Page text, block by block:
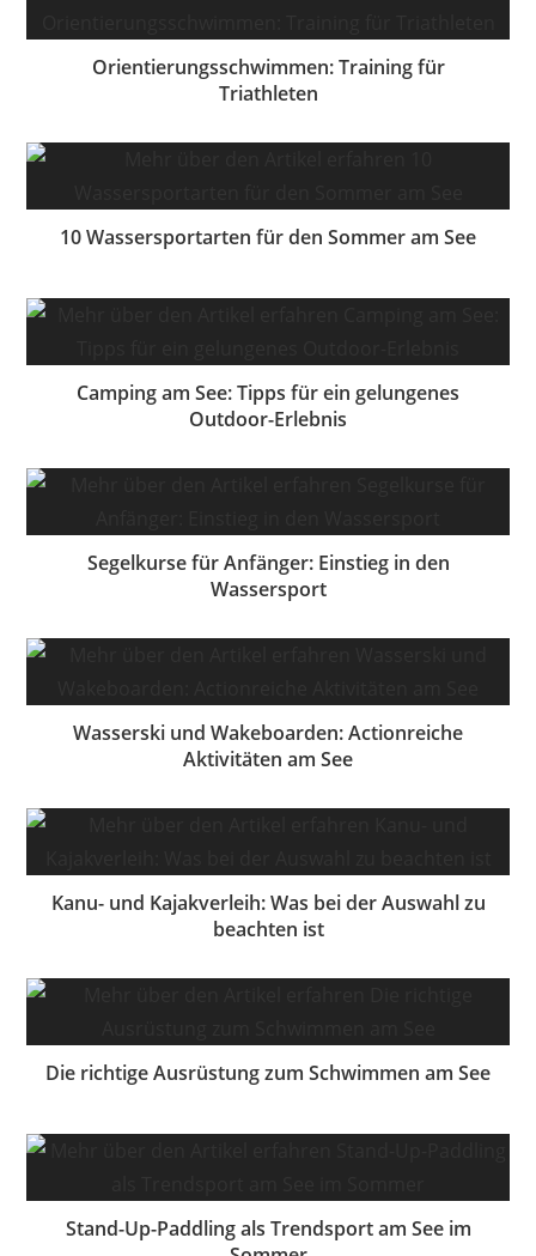
Orientierungsschwimmen: Training für
Triathleten
10 Wassersportarten für den Sommer am See
Camping am See: Tipps für ein gelungenes
Outdoor-Erlebnis
Segelkurse für Anfänger: Einstieg in den
Wassersport
Wasserski und Wakeboarden: Actionreiche
Aktivitäten am See
Kanu- und Kajakverleih: Was bei der Auswahl zu
beachten ist
Die richtige Ausrüstung zum Schwimmen am See
Stand-Up-Paddling als Trendsport am See im